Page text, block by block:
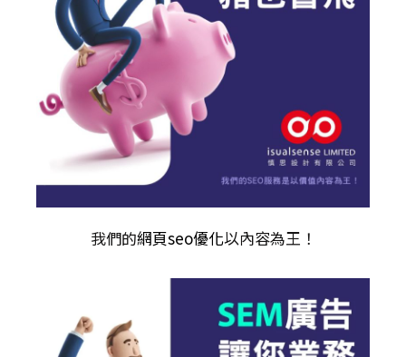
我們的網頁seo優化以內容為王！